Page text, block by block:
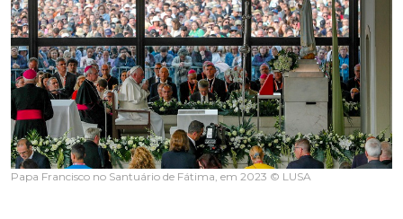
Papa Francisco no Santuário de Fátima, em 2023 © LUSA